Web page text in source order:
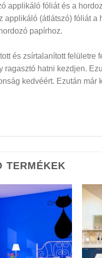
applikáló fóliát és a
applikáló (átlátszó) fóliát a
papírhoz.
és zsírtalanított
ragasztó hatni kezdjen.
kedvéért. Ezután már
TERMÉKEK